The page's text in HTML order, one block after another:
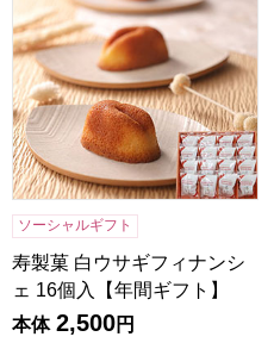
ソーシャルギフト
寿製菓 白ウサギフィナンシ
ェ 16個入【年間ギフト】
本体 2,500円